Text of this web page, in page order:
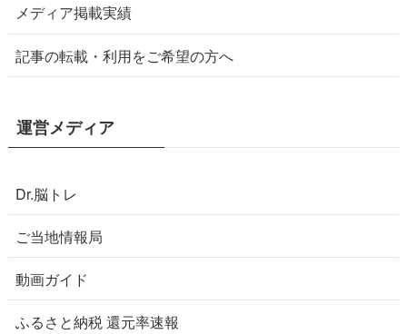
メディア掲載実績
記事の転載・利用をご希望の方へ
運営メディア
Dr.脳トレ
ご当地情報局
動画ガイド
ふるさと納税 還元率速報